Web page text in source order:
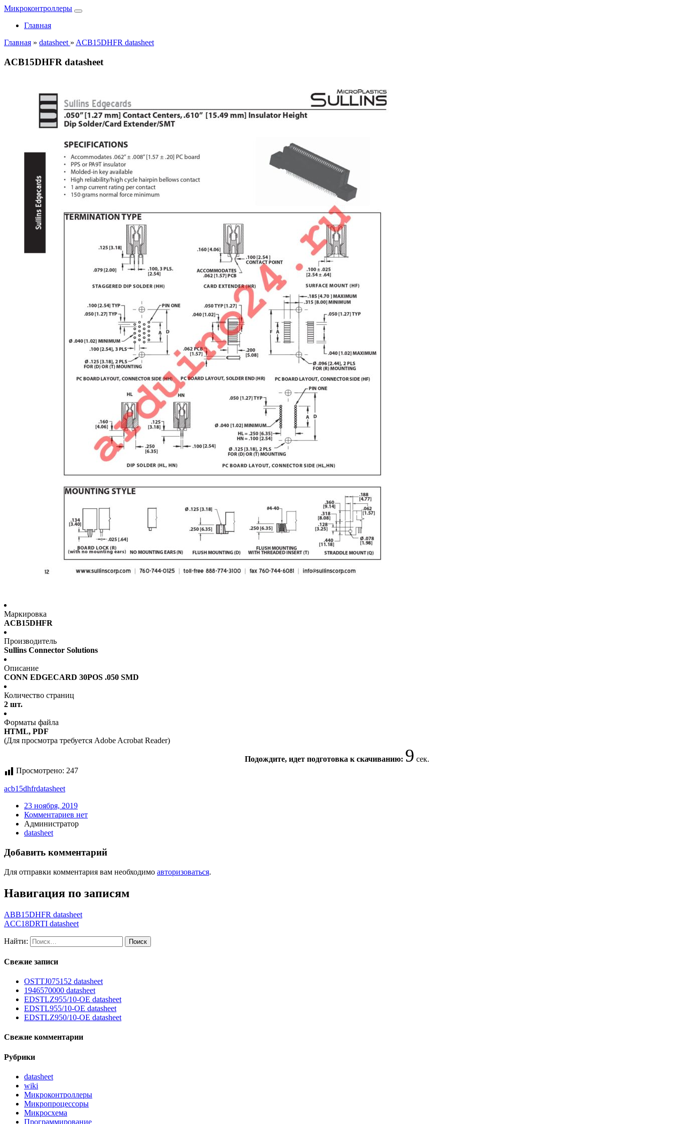
Микроконтроллеры
Главная
Главная » datasheet » ACB15DHFR datasheet
ACB15DHFR datasheet
Маркировка
ACB15DHFR
Производитель
Sullins Connector Solutions
Описание
CONN EDGECARD 30POS .050 SMD
Количество страниц
2 шт.
Форматы файла
HTML, PDF
(Для просмотра требуется Adobe Acrobat Reader)
Подождите, идет подготовка к скачиванию: 8 сек.
Просмотрено: 247
acb15dhfrdatasheet
23 ноября, 2019
Комментариев нет
Администратор
datasheet
Добавить комментарий
Для отправки комментария вам необходимо авторизоваться.
Навигация по записям
ABB15DHFR datasheet
ACC18DRTI datasheet
Найти:
Свежие записи
OSTTJ075152 datasheet
1946570000 datasheet
EDSTLZ955/10-OE datasheet
EDSTL955/10-OE datasheet
EDSTLZ950/10-OE datasheet
Свежие комментарии
Рубрики
datasheet
wiki
Микроконтроллеры
Микропроцессоры
Микросхема
Программирование